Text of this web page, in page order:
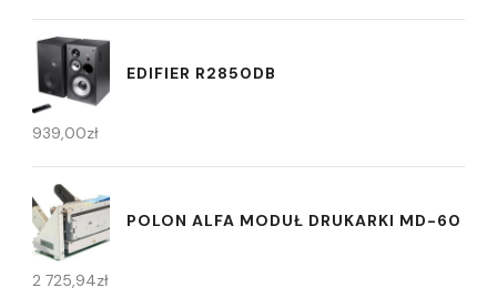
EDIFIER R2850DB
939,00zł
POLON ALFA MODUŁ DRUKARKI MD-60
2 725,94zł